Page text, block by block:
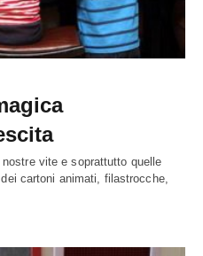
nostre vite e soprattutto quelle
cartoni animati, filastrocche,